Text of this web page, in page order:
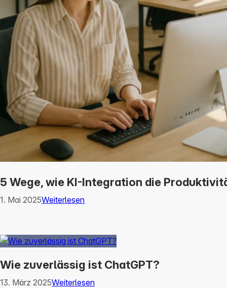
5 Wege, wie KI-Integration die
1. Mai 2025Weiterlesen
Wie zuverlässig ist ChatGPT?
13. März 2025Weiterlesen